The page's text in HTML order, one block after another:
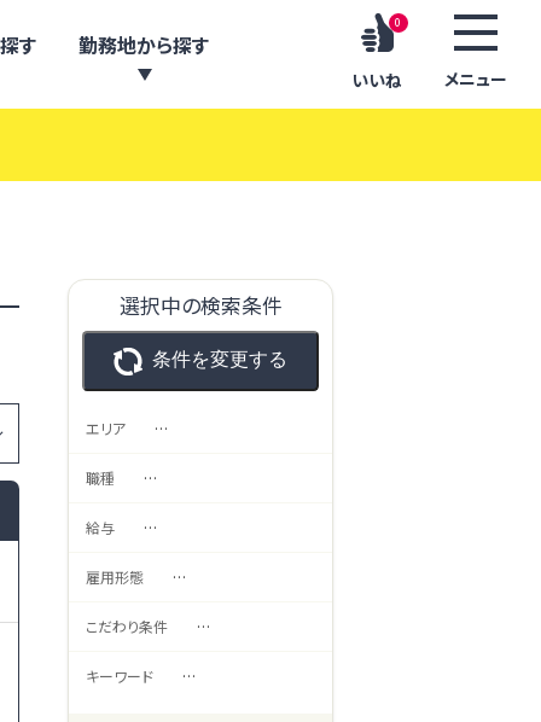
す 勤務地から探す
0
いいね メニュー
選択中の検索条件
条件を変更する
エリア …
職種 …
給与 …
雇用形態 …
こだわり条件 …
キーワード …